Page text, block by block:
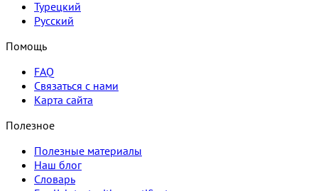
Турецкий
Русский
Помощь
FAQ
Связаться с нами
Карта сайта
Полезное
Полезные материалы
Наш блог
Словарь